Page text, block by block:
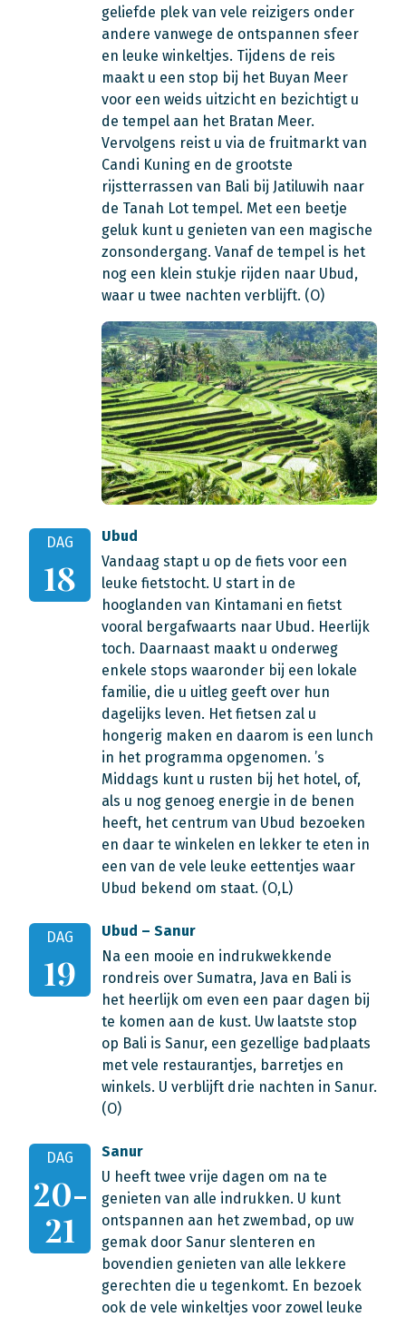
geliefde plek van vele reizigers onder
andere vanwege de ontspannen sfeer
en leuke winkeltjes. Tijdens de reis
maakt u een stop bij het Buyan Meer
voor een weids uitzicht en bezichtigt u
de tempel aan het Bratan Meer.
Vervolgens reist u via de fruitmarkt van
Candi Kuning en de grootste
rijstterrassen van Bali bij Jatiluwih naar
de Tanah Lot tempel. Met een beetje
geluk kunt u genieten van een magische
zonsondergang. Vanaf de tempel is het
nog een klein stukje rijden naar Ubud,
waar u twee nachten verblijft. (O)
DAG
18
Ubud
Vandaag stapt u op de fiets voor een
leuke fietstocht. U start in de
hooglanden van Kintamani en fietst
vooral bergafwaarts naar Ubud. Heerlijk
toch. Daarnaast maakt u onderweg
enkele stops waaronder bij een lokale
familie, die u uitleg geeft over hun
dagelijks leven. Het fietsen zal u
hongerig maken en daarom is een lunch
in het programma opgenomen. ’s
Middags kunt u rusten bij het hotel, of,
als u nog genoeg energie in de benen
heeft, het centrum van Ubud bezoeken
en daar te winkelen en lekker te eten in
een van de vele leuke eettentjes waar
Ubud bekend om staat. (O,L)
DAG
19
Ubud – Sanur
Na een mooie en indrukwekkende
rondreis over Sumatra, Java en Bali is
het heerlijk om even een paar dagen bij
te komen aan de kust. Uw laatste stop
op Bali is Sanur, een gezellige badplaats
met vele restaurantjes, barretjes en
winkels. U verblijft drie nachten in Sanur.
(O)
DAG
20-
21
Sanur
U heeft twee vrije dagen om na te
genieten van alle indrukken. U kunt
ontspannen aan het zwembad, op uw
gemak door Sanur slenteren en
bovendien genieten van alle lekkere
gerechten die u tegenkomt. En bezoek
ook de vele winkeltjes voor zowel leuke